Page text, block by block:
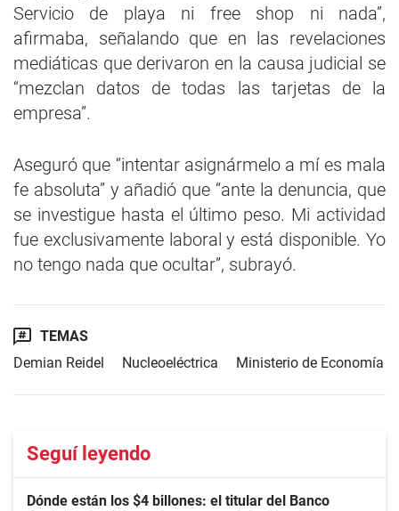
Servicio de playa ni free shop ni nada”,
afirmaba, señalando que en las revelaciones
mediáticas que derivaron en la causa judicial se
“mezclan datos de todas las tarjetas de la
empresa”.
Aseguró que “intentar asignármelo a mí es mala
fe absoluta” y añadió que “ante la denuncia, que
se investigue hasta el último peso. Mi actividad
fue exclusivamente laboral y está disponible. Yo
no tengo nada que ocultar”, subrayó.
TEMAS
Demian Reidel
Nucleoeléctrica Ministerio de Economía
Seguí leyendo
Dónde están los $4 billones: el titular del Banco